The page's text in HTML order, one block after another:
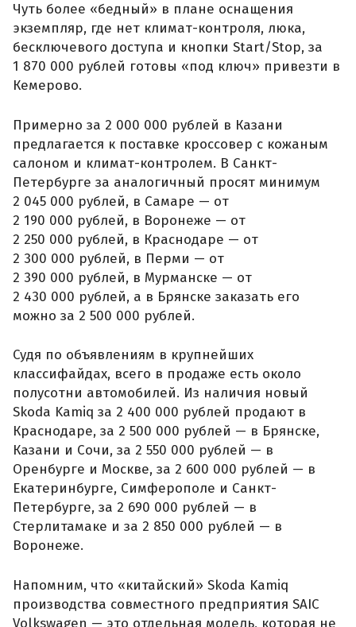
Чуть более «бедный» в плане оснащения
экземпляр, где нет климат-контроля, люка,
бесключевого доступа и кнопки Start/Stop, за
1 870 000 рублей готовы «под ключ» привезти в
Кемерово.
Примерно за 2 000 000 рублей в Казани
предлагается к поставке кроссовер с кожаным
салоном и климат-контролем. В Санкт-
Петербурге за аналогичный просят минимум
2 045 000 рублей, в Самаре — от
2 190 000 рублей, в Воронеже — от
2 250 000 рублей, в Краснодаре — от
2 300 000 рублей, в Перми — от
2 390 000 рублей, в Мурманске — от
2 430 000 рублей, а в Брянске заказать его
можно за 2 500 000 рублей.
Судя по объявлениям в крупнейших
классифайдах, всего в продаже есть около
полусотни автомобилей. Из наличия новый
Skoda Kamiq за 2 400 000 рублей продают в
Краснодаре, за 2 500 000 рублей — в Брянске,
Казани и Сочи, за 2 550 000 рублей — в
Оренбурге и Москве, за 2 600 000 рублей — в
Екатеринбурге, Симферополе и Санкт-
Петербурге, за 2 690 000 рублей — в
Стерлитамаке и за 2 850 000 рублей — в
Воронеже.
Напомним, что «китайский» Skoda Kamiq
производства совместного предприятия SAIC
Volkswagen — это отдельная модель, которая не